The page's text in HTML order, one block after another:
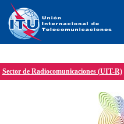
Sector de Radiocomunicaciones (UIT-R)